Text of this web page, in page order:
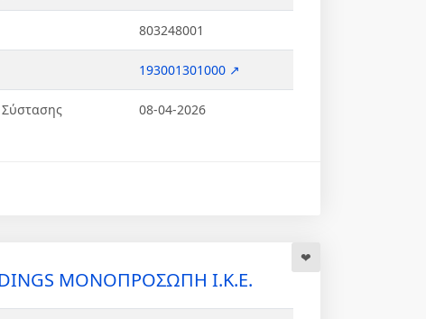
803248001
193001301000 ↗
08-04-2026
ΜΟΝΟΠΡΟΣΩΠΗ Ι.Κ.Ε.